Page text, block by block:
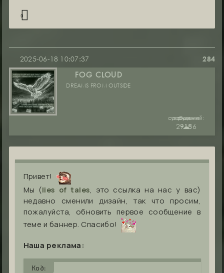
0
284
2025-06-18 10:07:37
FOG CLOUD
DREAMS FROM OUTSIDE
руны:
☁︎
сообщений:
29186
уважение:
+15
Привет!
Мы (lies of tales, это ссылка на нас у вас)
недавно сменили дизайн, так что просим,
пожалуйста, обновить первое сообщение в
теме и баннер. Спасибо!
Наша реклама:
Код: